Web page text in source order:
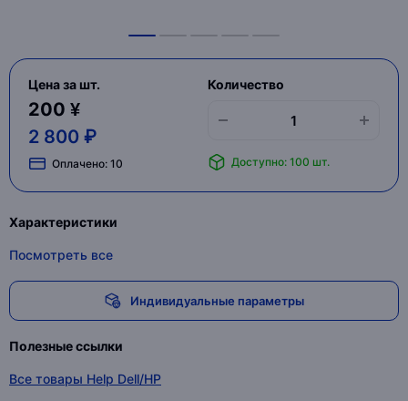
Цена за шт.
200 ¥
2 800 ₽
Оплачено: 10
Количество
Доступно: 100 шт.
Характеристики
Посмотреть все
Индивидуальные параметры
Полезные ссылки
Все товары Help Dell/HP